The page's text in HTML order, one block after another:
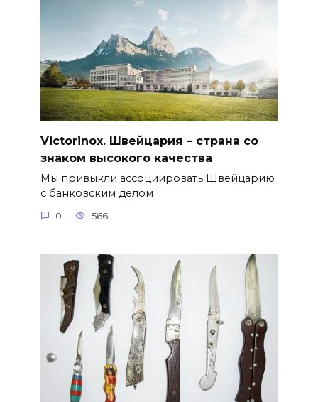
Victorinox. Швейцария – страна со
знаком высокого качества
Мы привыкли ассоциировать Швейцарию
с банковским делом
0 566